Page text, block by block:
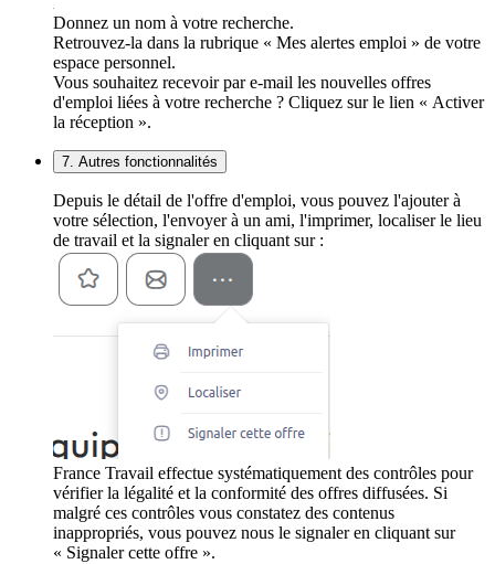
Donnez un nom à votre recherche.
Retrouvez-la dans la rubrique « Mes alertes emploi » de votre
espace personnel.
Vous souhaitez recevoir par e-mail les nouvelles offres
d'emploi liées à votre recherche ? Cliquez sur le lien « Activer
la réception ».
7. Autres fonctionnalités
Depuis le détail de l'offre d'emploi, vous pouvez l'ajouter à
votre sélection, l'envoyer à un ami, l'imprimer, localiser le lieu
de travail et la signaler en cliquant sur :
France Travail effectue systématiquement des contrôles pour
vérifier la légalité et la conformité des offres diffusées. Si
malgré ces contrôles vous constatez des contenus
inappropriés, vous pouvez nous le signaler en cliquant sur
« Signaler cette offre ».